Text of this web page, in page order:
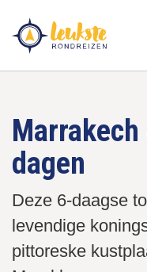
en
naar
de
Marrakech
dagen
Deze 6-daagse
levendige
pittoreske